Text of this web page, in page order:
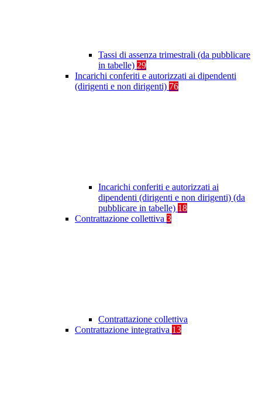
Tassi di assenza trimestrali (da pubblicare
in tabelle) 29
Incarichi conferiti e autorizzati ai dipendenti
(dirigenti e non dirigenti) 76
Incarichi conferiti e autorizzati ai
dipendenti (dirigenti e non dirigenti) (da
pubblicare in tabelle) 18
Contrattazione collettiva 3
Contrattazione collettiva
Contrattazione integrativa 13